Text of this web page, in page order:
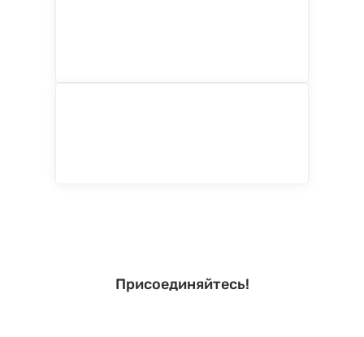
Присоединяйтесь!